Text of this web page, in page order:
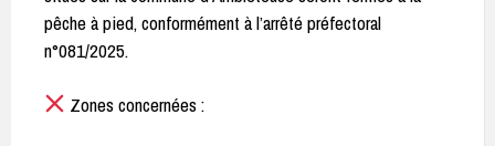
pêche à pied, conformément à l’arrêté préfectoral
n°081/2025.
Zones concernées :